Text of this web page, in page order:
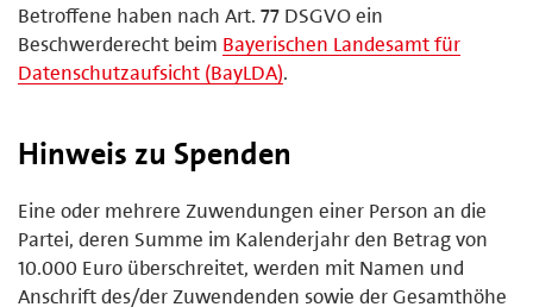
Betroffene haben nach Art. 77 DSGVO ein
Beschwerderecht beim Bayerischen Landesamt für
Datenschutzaufsicht (BayLDA).
Hinweis zu Spenden
Eine oder mehrere Zuwendungen einer Person an die
Partei, deren Summe im Kalenderjahr den Betrag von
10.000 Euro überschreitet, werden mit Namen und
Anschrift des/der Zuwendenden sowie der Gesamthöhe